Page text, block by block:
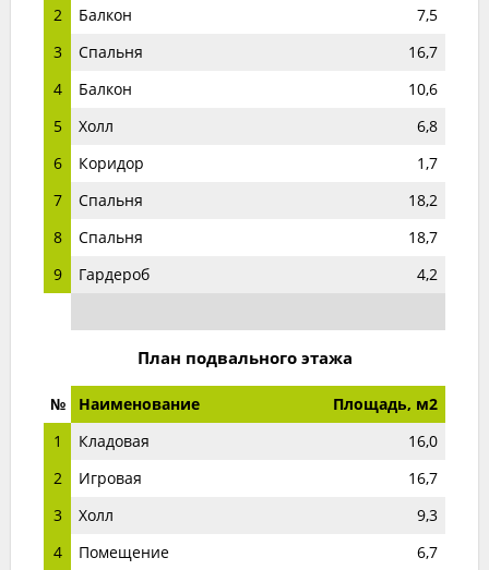
2
Балкон
7,5
3
Спальня
16,7
4
Балкон
10,6
5
Холл
6,8
6
Коридор
1,7
7
Спальня
18,2
8
Спальня
18,7
9
Гардероб 4,2
План подвального этажа
№ Наименование
Площадь, м2
1
Кладовая
16,0
2
Игровая
16,7
3
Холл
9,3
4
Помещение 6,7